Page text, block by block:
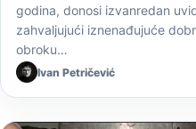
godina, donosi izvanredan
zahvaljujući iznenađujuće
obroku…
Ivan Petričević